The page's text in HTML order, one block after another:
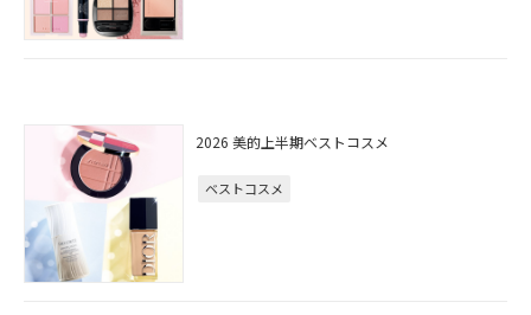
2026 美的上半期ベストコスメ
ベストコスメ